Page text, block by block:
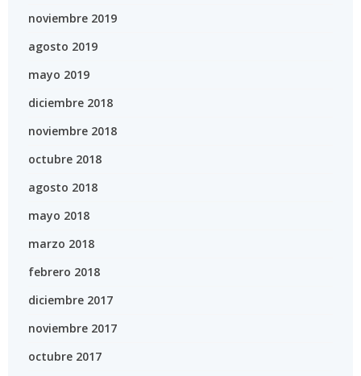
noviembre 2019
agosto 2019
mayo 2019
diciembre 2018
noviembre 2018
octubre 2018
agosto 2018
mayo 2018
marzo 2018
febrero 2018
diciembre 2017
noviembre 2017
octubre 2017